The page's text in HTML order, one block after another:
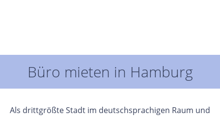
Büro mieten in Hamburg
Als drittgrößte Stadt im deutschsprachigen Raum und